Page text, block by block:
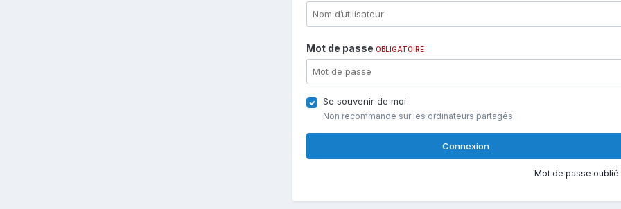
Mot de passe OBLIGATOIRE
Se souvenir de moi
Non recommandé sur les ordinateurs partagés
Connexion
Mot de passe oublié